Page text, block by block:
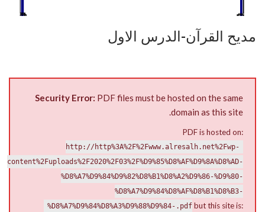
مديح القرآن-الدرس الاول
Security Error: PDF files must be hosted on the same
domain as this site.
PDF is hosted on:
http://http%3A%2F%2Fwww.alresalh.net%2Fwp-
content%2Fuploads%2F2020%2F03%2F%D9%85%D8%AF%D9%8A%D8%AD-
%D8%A7%D9%84%D9%82%D8%B1%D8%A2%D9%86-%D9%80-
%D8%A7%D9%84%D8%AF%D8%B1%D8%B3-
%D8%A7%D9%84%D8%A3%D9%88%D9%84-.pdf but this site is: